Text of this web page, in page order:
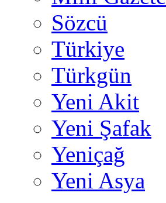
Sözcü
Türkiye
Türkgün
Yeni Akit
Yeni Şafak
Yeniçağ
Yeni Asya